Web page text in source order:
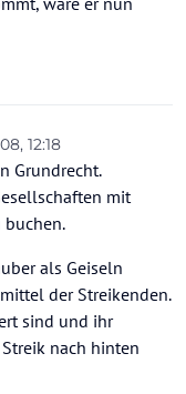
12:18
Grundrecht.
mit
als Geiseln
der Streikenden.
sind und ihr
nach hinten